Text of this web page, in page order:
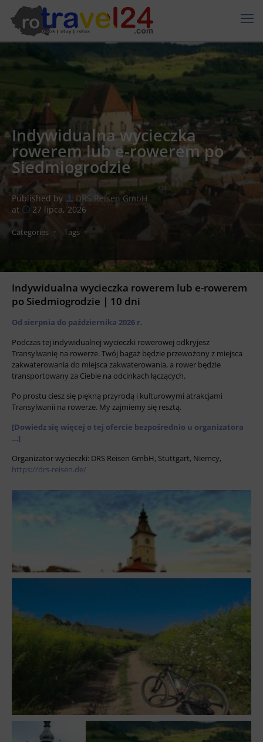
Indywidualna wycieczka
rowerem lub e-rowerem po
Siedmiogrodzie
Published by
DRS Reisen GmbH
at
27 lipca, 2026
Categories Tags
Indywidualna wycieczka rowerem lub e-rowerem
po Siedmiogrodzie | 10 dni
Od sierpnia do października 2026 r.
Podczas tej indywidualnej wycieczki rowerowej odkryjesz
Transylwanię na rowerze. Twój bagaż będzie przewożony z miejsca
zakwaterowania do miejsca zakwaterowania, a rower będzie
transportowany za Ciebie na odcinkach łączących.
Po prostu ciesz się piękną przyrodą i kulturowymi atrakcjami
Transylwanii na rowerze. My zajmiemy się resztą.
[Dowiedz się więcej o tej ofercie bezpośrednio u organizatora
…]
Organizator wycieczki: DRS Reisen GmbH, Stuttgart, Niemcy,
https://drs-reisen.de/